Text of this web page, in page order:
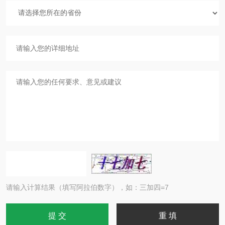
请输入计算结果（填写阿拉伯数字），如：三加四=7